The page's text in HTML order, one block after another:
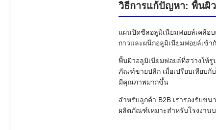
วิธีการแก้ปัญหา: พื้นผิ
แผ่นปิดซีลอลูมิเนียมฟอยล์เคลือบ
กาวและผนึกอลูมิเนียมฟอยล์เข้
พื้นผิวอลูมิเนียมฟอยล์ที่สว่างให้
ภัณฑ์ขายปลีก เมื่อเปรียบเทียบกั
มีคุณภาพมากขึ้น
สำหรับลูกค้า B2B เรารองรับข
ผลิตภัณฑ์เหมาะสำหรับโรงงาน